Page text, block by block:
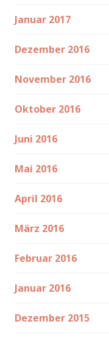
Januar 2017
Dezember 2016
November 2016
Oktober 2016
Juni 2016
Mai 2016
April 2016
März 2016
Februar 2016
Januar 2016
Dezember 2015